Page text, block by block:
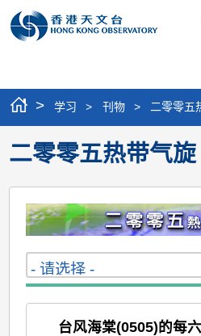
> 学习 > 刊物 > 二零零五
二零零五热带气旋
台风海棠(0505)的每